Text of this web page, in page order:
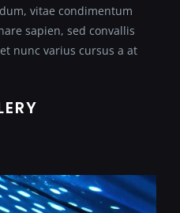
vitae condimentum
sapien, sed convallis
nunc varius cursus a at